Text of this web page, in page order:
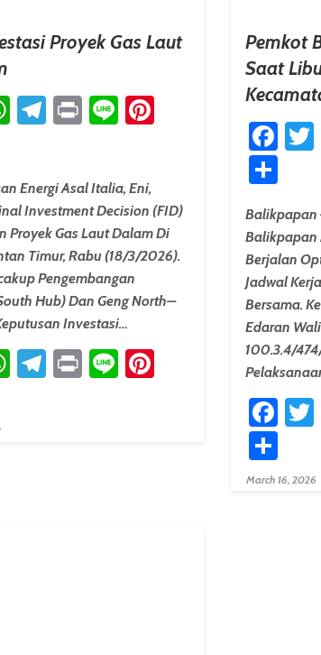
Proyek Gas Laut
WhatsApp
Telegram
Print
Line Pinterest
Energi Asal Italia, Eni,
Investment Decision (FID)
Proyek Gas Laut Dalam Di
Timur, Rabu (18/3/2026).
Pengembangan
Hub) Dan Geng North–
Investasi…
WhatsApp
Telegram
Print
Line Pinterest
Pemkot
Saat
Balikpapan
Balikpapan
Berjalan
Jadwal
Bersama.
Edaran
100.3.4/
Posted On
March 16, 2026